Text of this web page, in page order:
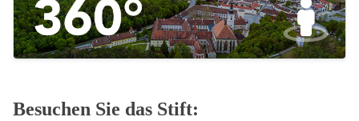
Besuchen Sie das Stift: